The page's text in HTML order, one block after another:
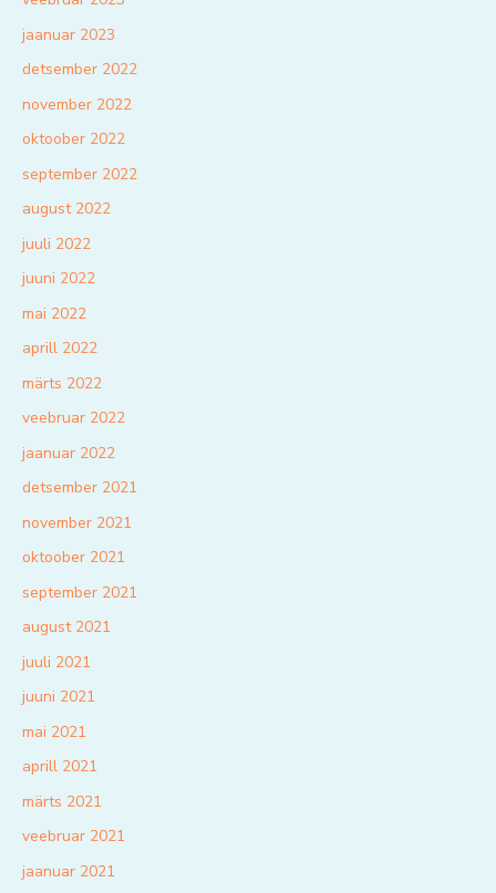
jaanuar 2023
detsember 2022
november 2022
oktoober 2022
september 2022
august 2022
juuli 2022
juuni 2022
mai 2022
aprill 2022
märts 2022
veebruar 2022
jaanuar 2022
detsember 2021
november 2021
oktoober 2021
september 2021
august 2021
juuli 2021
juuni 2021
mai 2021
aprill 2021
märts 2021
veebruar 2021
jaanuar 2021